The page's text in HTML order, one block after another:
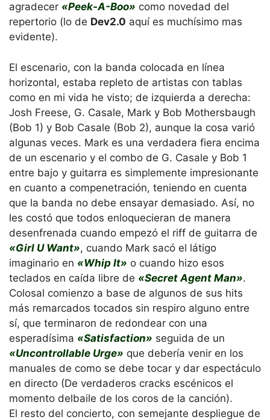
agradecer «Peek-A-Boo» como novedad del
repertorio (lo de Dev2.0 aquí es muchísimo mas
evidente).
El escenario, con la banda colocada en línea
horizontal, estaba repleto de artistas con tablas
como en mi vida he visto; de izquierda a derecha:
Josh Freese, G. Casale, Mark y Bob Mothersbaugh
(Bob 1) y Bob Casale (Bob 2), aunque la cosa varió
algunas veces. Mark es una verdadera fiera encima
de un escenario y el combo de G. Casale y Bob 1
entre bajo y guitarra es simplemente impresionante
en cuanto a compenetración, teniendo en cuenta
que la banda no debe ensayar demasiado. Así, no
les costó que todos enloquecieran de manera
desenfrenada cuando empezó el riff de guitarra de
«Girl U Want», cuando Mark sacó el látigo
imaginario en «Whip It» o cuando hizo esos
teclados en caída libre de «Secret Agent Man».
Colosal comienzo a base de algunos de sus hits
más remarcados tocados sin respiro alguno entre
sí, que terminaron de redondear con una
esperadísima «Satisfaction» seguida de un
«Uncontrollable Urge» que debería venir en los
manuales de como se debe tocar y dar espectáculo
en directo (De verdaderos cracks escénicos el
momento delbaile de los coros de la canción).
El resto del concierto, con semejante despliegue de